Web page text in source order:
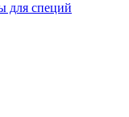
для специй